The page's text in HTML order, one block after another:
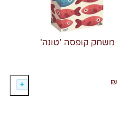
משחק קופסה 'טונה'